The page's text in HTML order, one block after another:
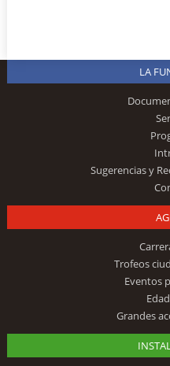
LA
Sugerencias y
Trofeos
Eventos
Grandes